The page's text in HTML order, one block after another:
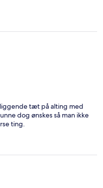
tæt på alting med
dog ønskes så man ikke
ting.